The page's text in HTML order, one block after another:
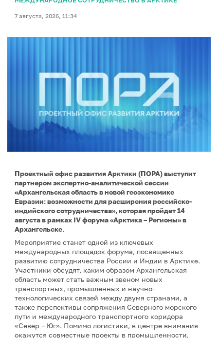
7 августа, 2026, 11:34
Проектный офис развития Арктики (ПОРА) выступит
партнером экспертно-аналитической сессии
«Архангельская область в новой геоэкономике
Евразии: возможности для расширения российско-
индийского сотрудничества», которая пройдет 14
августа в рамках IV форума «Арктика – Регионы» в
Архангельске.
Мероприятие станет одной из ключевых
международных площадок форума, посвященных
развитию сотрудничества России и Индии в Арктике.
Участники обсудят, каким образом Архангельская
область может стать важным звеном новых
транспортных, промышленных и научно-
технологических связей между двумя странами, а
также перспективы сопряжения Северного морского
пути и международного транспортного коридора
«Север – Юг». Помимо логистики, в центре внимания
окажутся совместные проекты в промышленности,